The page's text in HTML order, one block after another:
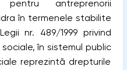
antreprenorii
în termenele stabilite
nr. 489/1999 privind
în sistemul public
reprezintă drepturile